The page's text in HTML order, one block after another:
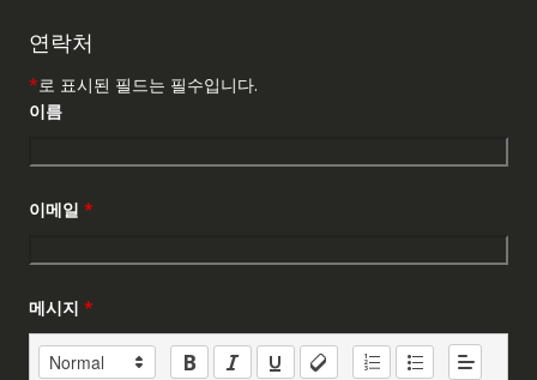
연락처
*로 표시된 필드는 필수입니다.
이름
이메일 *
메시지 *